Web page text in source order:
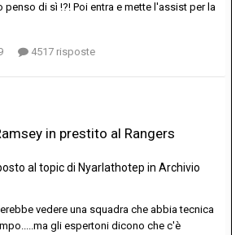
di sì !?! Poi entra e mette l'assist per la
4517 risposte
in prestito al Rangers
al topic di Nyarlathotep in Archivio
vedere una squadra che abbia tecnica
gli espertoni dicono che c'è